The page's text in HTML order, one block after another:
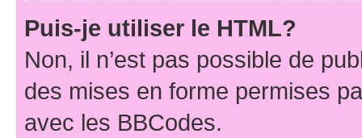
Puis-je utiliser le HTML?
Non, il n’est pas possible de
des mises en forme permises
avec les BBCodes.